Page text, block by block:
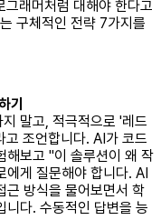
래머처럼 대해야 한다고
구체적인 전략 7가지를
기
말고, 적극적으로 '레드
고 조언합니다. AI가 코드
해보고 "이 솔루션이 왜 작
게 질문해야 합니다. AI
근 방식을 물어보면서 학
니다. 수동적인 답변을 능